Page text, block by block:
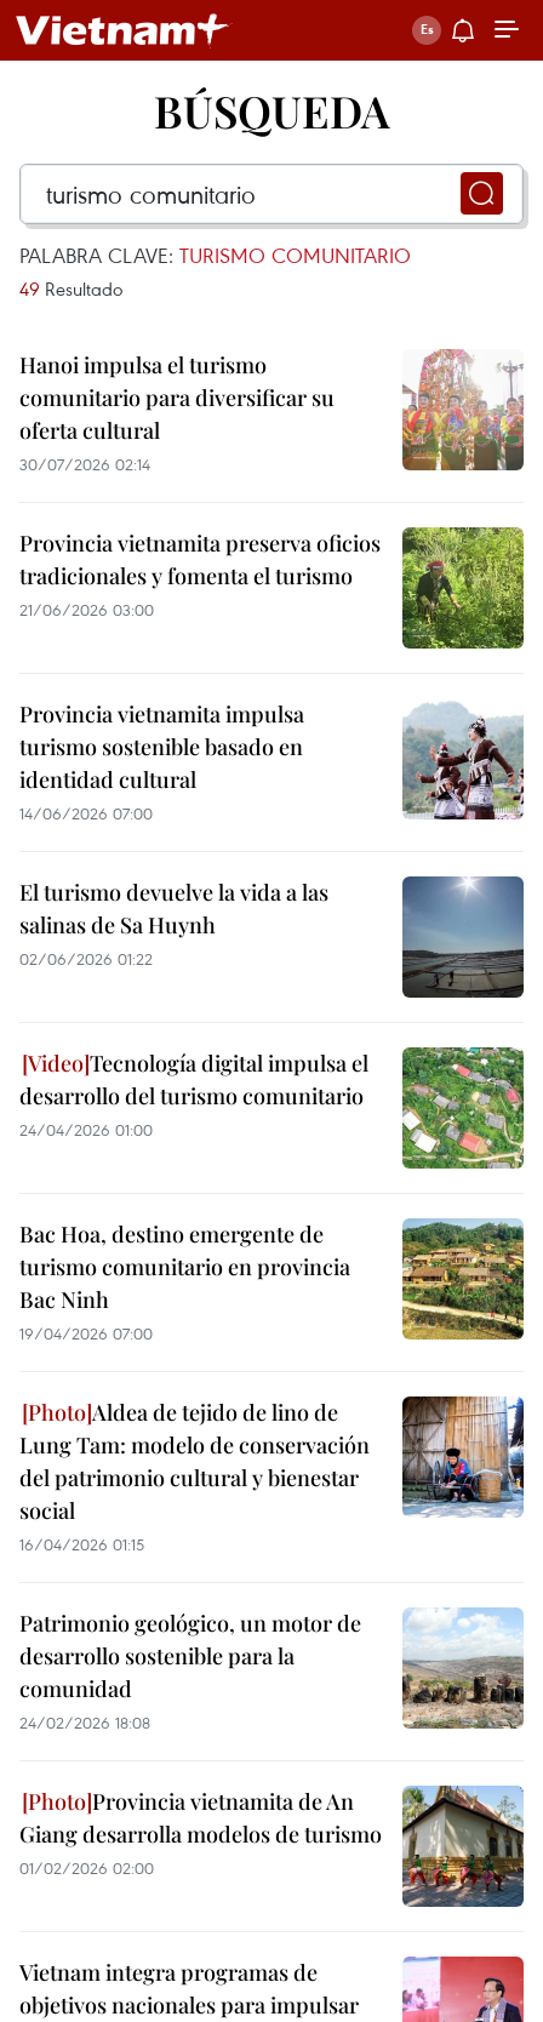
BÚSQUEDA
PALABRA CLAVE: TURISMO COMUNITARIO
49 Resultado
Hanoi impulsa el turismo
comunitario para diversificar su
oferta cultural
30/07/2026 02:14
Provincia vietnamita preserva oficios
tradicionales y fomenta el turismo
21/06/2026 03:00
Provincia vietnamita impulsa
turismo sostenible basado en
identidad cultural
14/06/2026 07:00
El turismo devuelve la vida a las
salinas de Sa Huynh
02/06/2026 01:22
Tecnología digital impulsa el
desarrollo del turismo comunitario
24/04/2026 01:00
Bac Hoa, destino emergente de
turismo comunitario en provincia
Bac Ninh
19/04/2026 07:00
Aldea de tejido de lino de
Lung Tam: modelo de conservación
del patrimonio cultural y bienestar
social
16/04/2026 01:15
Patrimonio geológico, un motor de
desarrollo sostenible para la
comunidad
24/02/2026 18:08
Provincia vietnamita de An
Giang desarrolla modelos de turismo
01/02/2026 02:00
Vietnam integra programas de
objetivos nacionales para impulsar